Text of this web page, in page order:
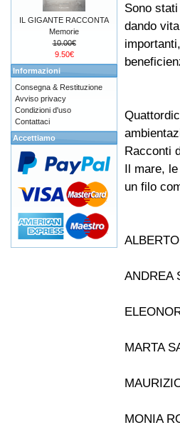
Sono
dando
Racconti
Il mare,
un filo
ANDREA
MARTA
MONIA
IL GIGANTE RACCONTA
Memorie
10.00€
9.50€
Informazioni
Consegna & Restituzione
Avviso privacy
Condizioni d'uso
Contattaci
Accettiamo